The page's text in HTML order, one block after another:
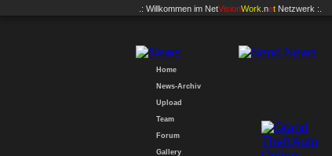
.: Willkommen im NetVisionWork .net Netzwerk :.
Home
News-Archiv
Upload
Team
Forum
Gallery